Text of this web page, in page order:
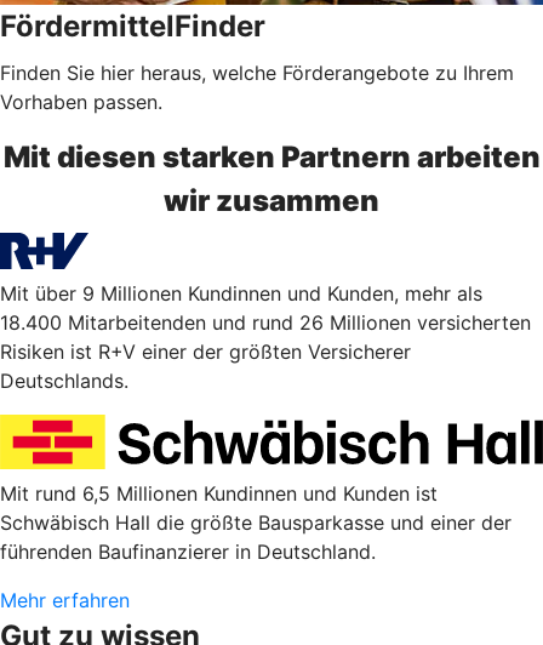
FördermittelFinder
Finden Sie hier heraus, welche Förderangebote zu Ihrem
Vorhaben passen.
Mit diesen starken Partnern arbeiten
wir zusammen
Mit über 9 Millionen Kundinnen und Kunden, mehr als
18.400 Mitarbeitenden und rund 26 Millionen versicherten
Risiken ist R+V einer der größten Versicherer
Deutschlands.
Mit rund 6,5 Millionen Kundinnen und Kunden ist
Schwäbisch Hall die größte Bausparkasse und einer der
führenden Baufinanzierer in Deutschland.
Mehr erfahren
Gut zu wissen